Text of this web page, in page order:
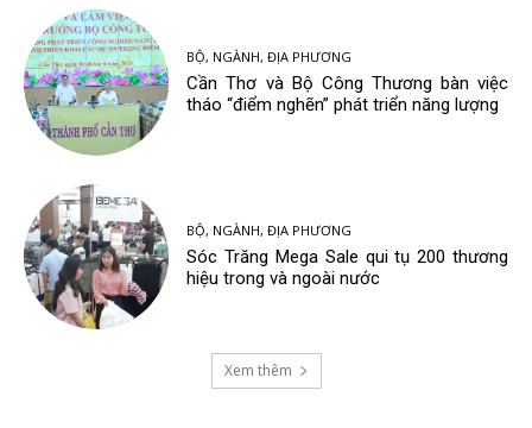
BỘ, NGÀNH, ĐỊA PHƯƠNG
Cần Thơ và Bộ Công Thương bàn việc
tháo “điểm nghẽn” phát triển năng lượng
BỘ, NGÀNH, ĐỊA PHƯƠNG
Sóc Trăng Mega Sale qui tụ 200 thương
hiệu trong và ngoài nước
Xem thêm